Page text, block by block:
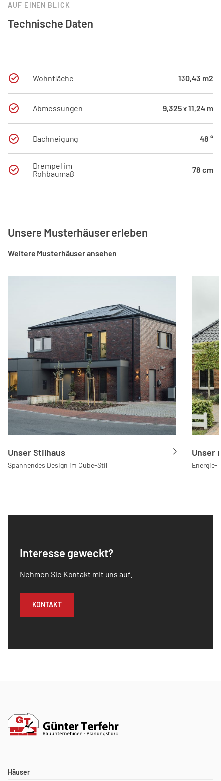
AUF EINEN BLICK
Technische Daten
Wohnfläche 130,43 m2
Abmessungen 9,325 x 11,24 m
Dachneigung 48 °
Drempel im
Rohbaumaß
78 cm
Unsere Musterhäuser erleben
Weitere Musterhäuser ansehen
Unser Stilhaus
Spannendes Design im Cube-Stil
Unser
Energie-
Interesse geweckt?
Nehmen Sie Kontakt mit uns auf.
KONTAKT
Häuser